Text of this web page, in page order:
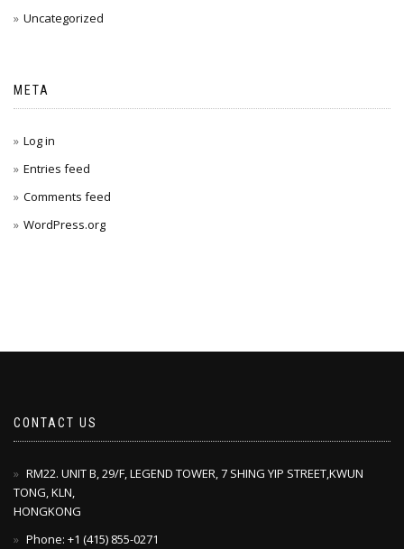
Uncategorized
META
Log in
Entries feed
Comments feed
WordPress.org
CONTACT US
RM22. UNIT B, 29/F, LEGEND TOWER, 7 SHING YIP STREET,KWUN
TONG, KLN,
HONGKONG
Phone: +1 ‪(415) 855-0271‬